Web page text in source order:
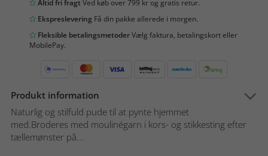
Altid fri fragtVed køb over 799 kr og gratis retur.
Ekspreslevering Få din pakke allerede i morgen.
Fleksible betalingsmetoderVælg faktura, betalingskort eller
MobilePay.
Produkt information
Naturlig og stilfuld pude til at pynte hjemmet
med.Broderes med moulinégarn i kors- og stikkesting efter
tællemønster på...